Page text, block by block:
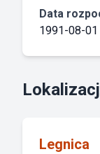
Data
1991-08-01
Legnica